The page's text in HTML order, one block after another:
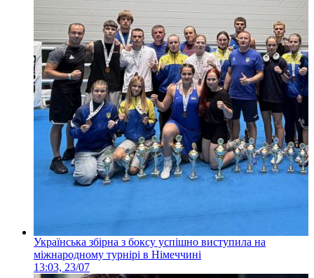
Українська збірна з боксу успішно виступила на
міжнародному турнірі в Німеччині
13:03, 23/07